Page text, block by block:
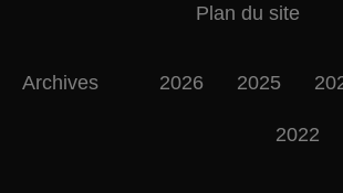
Plan du site
Archives 2026 2025
2022